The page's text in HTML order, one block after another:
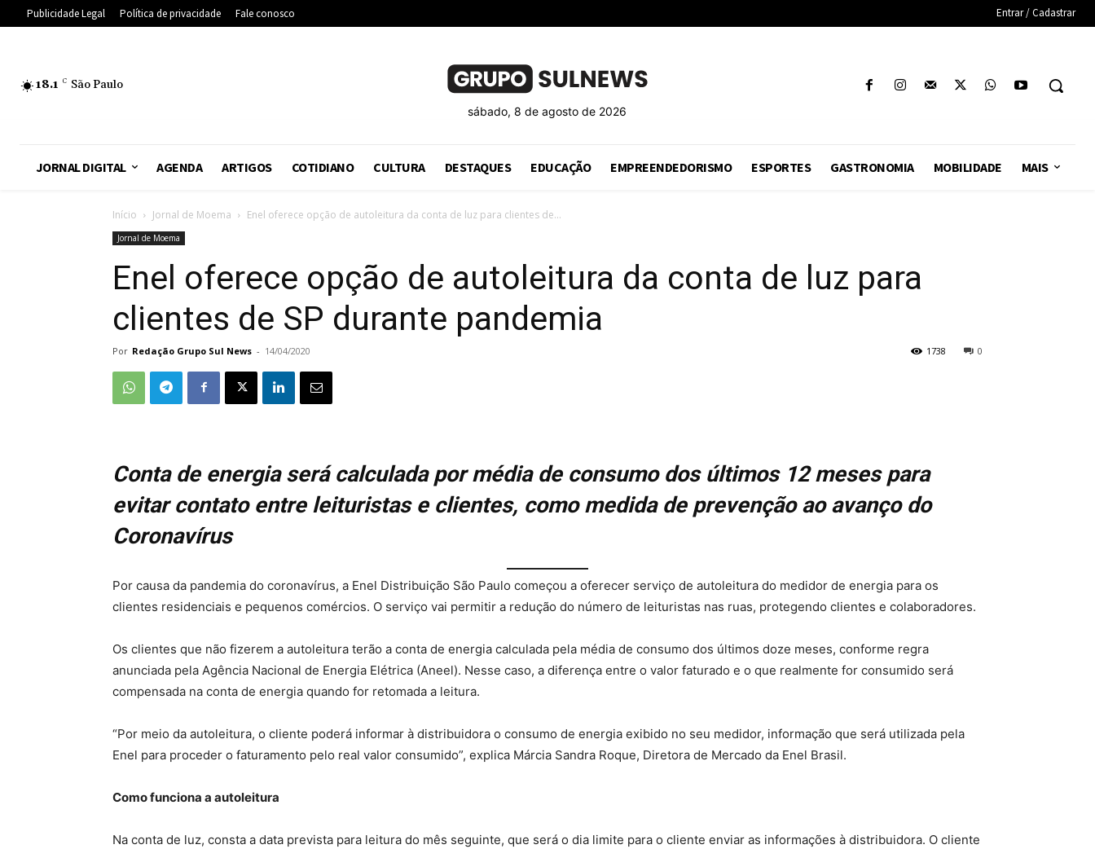
Publicidade Legal Política de privacidade Fale conosco Entrar / Cadastrar
18.1 C São Paulo
sábado, 8 de agosto de 2026
JORNAL DIGITAL AGENDA ARTIGOS COTIDIANO CULTURA DESTAQUES EDUCAÇÃO EMPREENDEDORISMO ESPORTES GASTRONOMIA MOBILIDADE MAIS
Início Jornal de Moema Enel oferece opção de autoleitura da conta de luz para clientes de...
Jornal de Moema
Enel oferece opção de autoleitura da conta de luz para
clientes de SP durante pandemia
Por Redação Grupo Sul News - 14/04/2020 0
1738
Conta de energia será calculada por média de consumo dos últimos 12 meses para
evitar contato entre leituristas e clientes, como medida de prevenção ao avanço do
Coronavírus
Por causa da pandemia do coronavírus, a Enel Distribuição São Paulo começou a oferecer serviço de autoleitura do medidor de energia para os
clientes residenciais e pequenos comércios. O serviço vai permitir a redução do número de leituristas nas ruas, protegendo clientes e colaboradores.
Os clientes que não fizerem a autoleitura terão a conta de energia calculada pela média de consumo dos últimos doze meses, conforme regra
anunciada pela Agência Nacional de Energia Elétrica (Aneel). Nesse caso, a diferença entre o valor faturado e o que realmente for consumido será
compensada na conta de energia quando for retomada a leitura.
“Por meio da autoleitura, o cliente poderá informar à distribuidora o consumo de energia exibido no seu medidor, informação que será utilizada pela
Enel para proceder o faturamento pelo real valor consumido”, explica Márcia Sandra Roque, Diretora de Mercado da Enel Brasil.
Como funciona a autoleitura
Na conta de luz, consta a data prevista para leitura do mês seguinte, que será o dia limite para o cliente enviar as informações à distribuidora. O cliente